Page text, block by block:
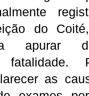
do
apurar
fatalidade.
as